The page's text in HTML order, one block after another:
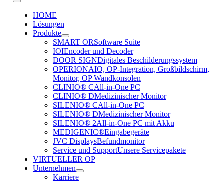
Toggle
Navigation
HOME
Lösungen
Produkte
SMART ORSoftware Suite
IOIEncoder und Decoder
DOOR SIGNDigitales Beschilderungssystem
OPERIONAIO, OP-Integration, Großbildschirm,
Monitor, OP Wandkonsolen
CLINIO® CAll-in-One PC
CLINIO® DMedizinischer Monitor
SILENIO® CAll-in-One PC
SILENIO® DMedizinischer Monitor
SILENIO® 2All-in-One PC mit Akku
MEDIGENIC®Eingabegeräte
JVC DisplaysBefundmonitor
Service und SupportUnsere Servicepakete
VIRTUELLER OP
Unternehmen
Karriere